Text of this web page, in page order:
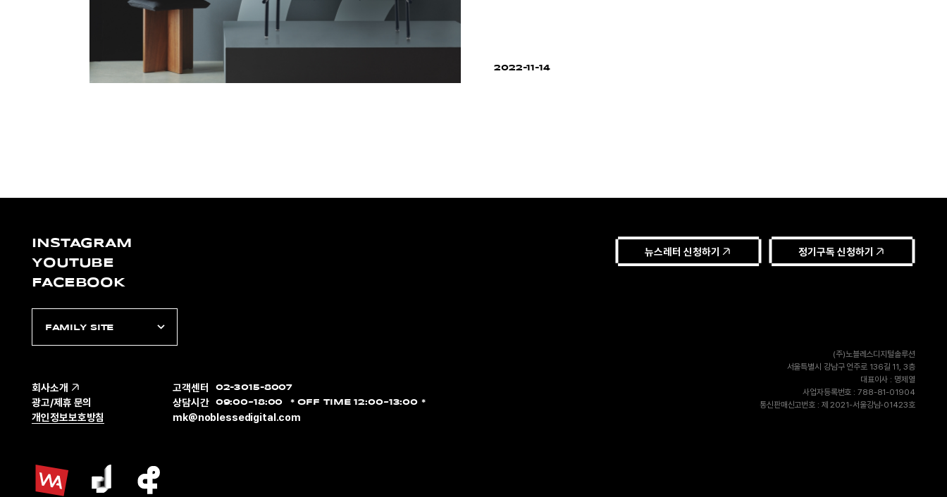
2022-11-14
뉴스레터 신청하기 정기구독 신청하기
INSTAGRAM
YOUTUBE
FACEBOOK
FAMILY SITE
회사소개
광고/제휴 문의
개인정보보호방침
고객센터 02-3015-8007
상담시간 09:00~18:00 OFF TIME 12:00~13:00
mk@noblessedigital.com
(주)노블레스디지털솔루션
서울특별시 강남구 언주로 136길 11, 3층
대표이사 : 명제열
사업자등록번호 : 788-81-01904
통신판매신고번호 : 제 2021-서울강남-01423호